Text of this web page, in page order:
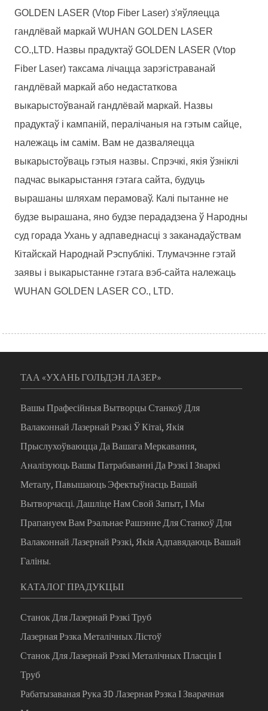
GOLDEN LASER (Vtop Fiber Laser) з'яўляецца
гандлёвай маркай WUHAN GOLDEN LASER
CO.,LTD. Назвы прадуктаў GOLDEN LASER (Vtop
Fiber Laser) таксама лічацца зарэгістраванай
гандлёвай маркай або недастаткова
выкарыстоўванай гандлёвай маркай. Назвы
прадуктаў і кампаній, пералічаныя на гэтым сайце,
належаць ім самім. Вам не дазваляецца
выкарыстоўваць гэтыя назвы. Спрэчкі, якія ўзніклі
падчас выкарыстання гэтага сайта, будуць
вырашаны шляхам перамоваў. Калі пытанне не
будзе вырашана, яно будзе перададзена ў Народны
суд горада Ухань у адпаведнасці з заканадаўствам
Кітайскай Народнай Рэспублікі. Тлумачэнне гэтай
заявы і выкарыстанне гэтага вэб-сайта належаць
WUHAN GOLDEN LASER CO., LTD.
ТАА «УХАНЬ ГОЛЬДЭН ЛАЗЕР»
Вашы Прафесійныя Вытворцы Станкоў Для
Валаконнай Лазернай Рэзкі Ў Кітаі, Якія
Прыслухоўваюцца Да Вашага Меркавання,
Аналізуюць Вашы Патрабаванні Да Рэзкі І Зваркі
Металу, Павышаюць Эфектыўнасць Вашай
Вытворчасці. Дашліце Нам Свой Запыт, І Мы
Прапануем Вам Рэальнае Рашэнне Для Станкоў Для
Валаконнай Лазернай Рэзкі, Якія Адпавядаюць Вашай
Галіны.
КАТАЛОГ ПРАДУКЦЫІ
Станок Для Лазернай Рэзкі Труб
Лазерная Рэзка Металічных Лістоў
Станок Для Лазернай Рэзкі Металічных Пласцін І
Труб
Рабатызаваная Рука 3D Лазерная Рэзка І Зварачная